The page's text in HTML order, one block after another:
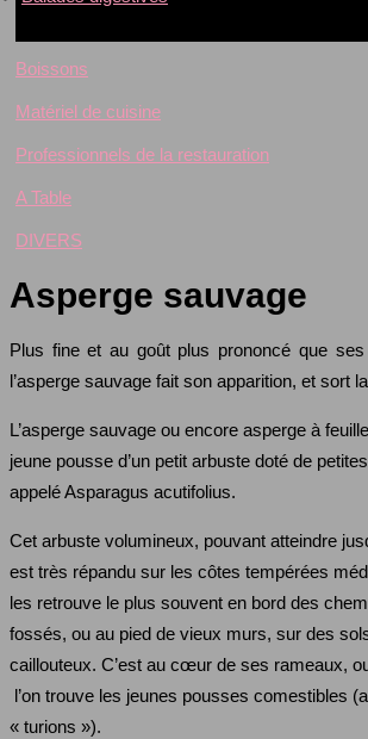
Boissons
Matériel de cuisine
Professionnels de la restauration
A Table
DIVERS
Asperge sauvage
Plus fine et au goût plus prononcé que
l’asperge sauvage fait son apparition, et sort
L’asperge sauvage ou encore asperge à
jeune pousse d’un petit arbuste doté de
appelé Asparagus acutifolius.
Cet arbuste volumineux, pouvant atteindre
est très répandu sur les côtes tempérées
les retrouve le plus souvent en bord des
fossés, ou au pied de vieux murs, sur des
caillouteux. C’est au cœur de ses rameaux,
l’on trouve les jeunes pousses comestibles
« turions »).